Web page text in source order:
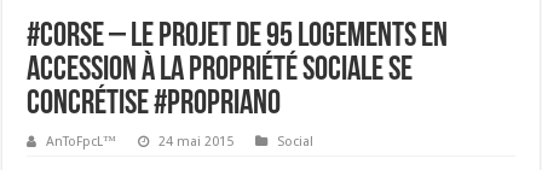
#Corse – Le projet de 95 logements en
accession à la propriété sociale se
concrétise #Propriano
AnToFpcL™ 24 mai 2015 Social